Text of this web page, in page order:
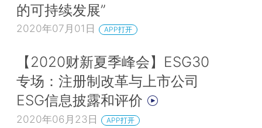
投稿联系：
合作联系：
乔女士 yingqiao@caixin.com
的可持续发展”
2020年07月01日 APP打开
【2020财新夏季峰会】ESG30
专场：注册制改革与上市公司
ESG信息披露和评价
2020年06月23日 APP打开